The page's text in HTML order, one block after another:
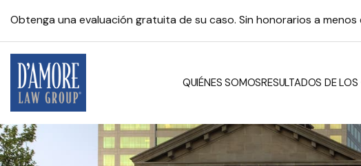
Obtenga una evaluación gratuita de su caso. Sin honorarios a
QUIÉNES SOMOSRESULTADOS DE